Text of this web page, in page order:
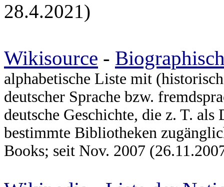
28.4.2021)
Wikisource -
alphabetische Liste mit
deutscher Sprache bzw.
deutsche Geschichte, die z. T.
bestimmte Bibliotheken
Books; seit Nov. 2007